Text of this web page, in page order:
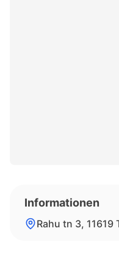
Informationen
Rahu tn 3, 11619